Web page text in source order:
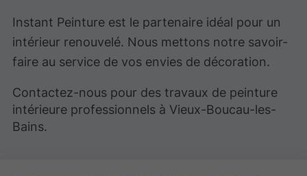
Instant Peinture est le partenaire idéal pour un
intérieur renouvelé. Nous mettons notre savoir-
faire au service de vos envies de décoration.
Contactez-nous pour des travaux de peinture
intérieure professionnels à Vieux-Boucau-les-
Bains.